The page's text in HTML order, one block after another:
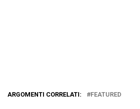
ARGOMENTI CORRELATI: FEATURED